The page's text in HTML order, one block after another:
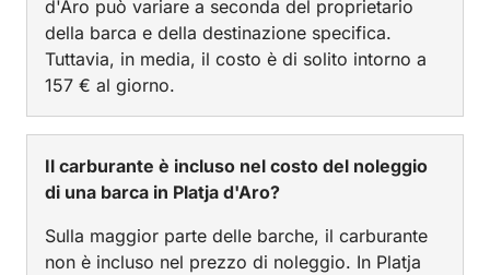
d'Aro può variare a seconda del proprietario
della barca e della destinazione specifica.
Tuttavia, in media, il costo è di solito intorno a
157 € al giorno.
Il carburante è incluso nel costo del noleggio
di una barca in Platja d'Aro?
Sulla maggior parte delle barche, il carburante
non è incluso nel prezzo di noleggio. In Platja